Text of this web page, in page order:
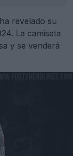
ha revelado su
La camiseta
y se venderá